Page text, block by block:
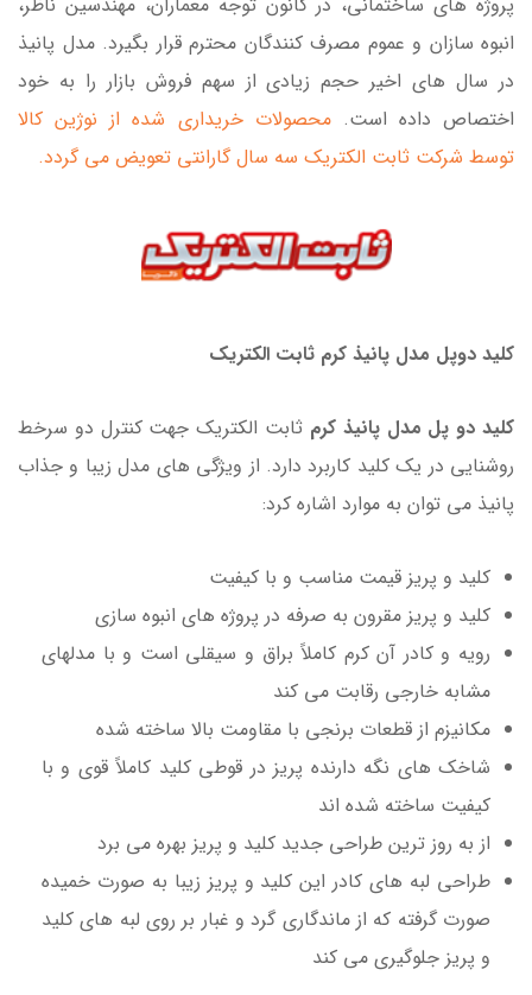
انبوه سازان و عموم مصرف کنندگان محترم قرار بگیرد. مدل پانیذ
در سال های اخیر حجم زیادی از سهم فروش بازار را به خود
اختصاص داده است.محصولات خریداری شده از نوژین کالا
توسط شرکت ثابت الکتریک سه سال گارانتی تعویض می گردد.
کلید دوپل مدل پانیذ کرم ثابت الکتریک
کلید دو پل مدل پانیذ کرم ثابت الکتریک جهت کنترل دو سرخط
روشنایی در یک کلید کاربرد دارد. از ویژگی های مدل زیبا و جذاب
پانیذ می توان به موارد اشاره کرد:
کلید و پریز قیمت مناسب و با کیفیت
کلید و پریز مقرون به صرفه در پروژه های انبوه سازی
رویه و کادر آن کرم کاملاً براق و سیقلی است و با مدلهای
مشابه خارجی رقابت می کند
مکانیزم از قطعات برنجی با مقاومت بالا ساخته شده
شاخک های نگه دارنده پریز در قوطی کلید کاملاً قوی و با
کیفیت ساخته شده اند
از به روز ترین طراحی جدید کلید و پریز بهره می برد
طراحی لبه های کادر این کلید و پریز زیبا به صورت خمیده
صورت گرفته که از ماندگاری گرد و غبار بر روی لبه های کلید
و پریز جلوگیری می کند